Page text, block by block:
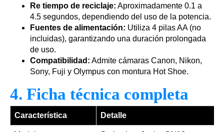
Re tiempo de reciclaje: Aproximadamente 0.1 a
4.5 segundos, dependiendo del uso de la potencia.
Fuentes de alimentación: Utiliza 4 pilas AA (no
incluidas), garantizando una duración prolongada
de uso.
Compatibilidad: Admite cámaras Canon, Nikon,
Sony, Fuji y Olympus con montura Hot Shoe.
4. Ficha técnica completa
Característica Detalle